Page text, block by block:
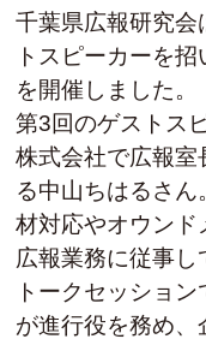
千葉県広報研究
トスピーカーを
を開催しました。
第3回のゲストス
株式会社で広報室
る中山ちはるさ
材対応やオウンド
広報業務に従事し
トークセッショ
が進行役を務め